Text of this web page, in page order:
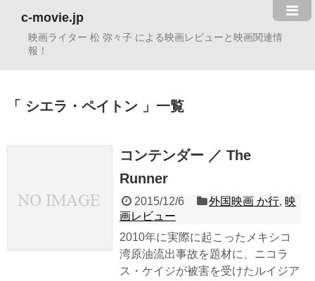
c-movie.jp
映画ライター 松 弥々子 による映画レビューと映画関連情
報！
シエラ・ペイトン 一覧
コンテンダー ／ The
Runner
2015/12/6 外国映画 か行, 映
画レビュー
2010年に実際に起こったメキシコ
湾原油流出事故を題材に、ニコラ
ス・ケイジが被害を受けたルイジア